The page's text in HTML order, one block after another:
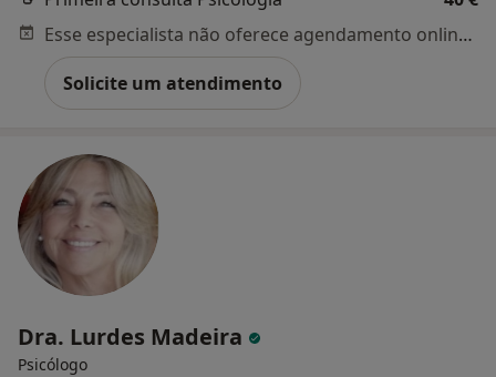
Esse especialista não oferece agendamento online para esse endereço.
Solicite um atendimento
Dra. Lurdes Madeira
Psicólogo